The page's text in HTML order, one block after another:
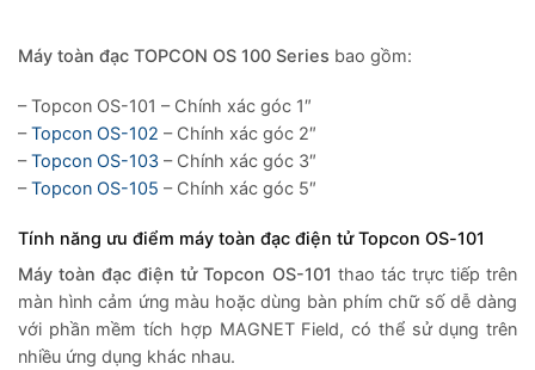
Máy toàn đạc TOPCON OS 100 Series bao gồm:
– Topcon OS-101 – Chính xác góc 1″
–Topcon OS-102 – Chính xác góc 2″
–Topcon OS-103 – Chính xác góc 3″
–Topcon OS-105 – Chính xác góc 5″
Tính năng ưu điểm máy toàn đạc điện tử Topcon OS-101
Máy toàn đạc điện tử Topcon OS-101 thao tác trực tiếp trên
màn hình cảm ứng màu hoặc dùng bàn phím chữ số dễ dàng
với phần mềm tích hợp MAGNET Field, có thể sử dụng trên
nhiều ứng dụng khác nhau.